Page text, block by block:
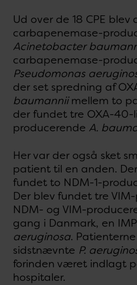
Ud over de 18 CPE
carbapenemase-
Acinetobacter
carbapenemase-
Pseudomonas
der set spredning af
baumanniimellem to
der fundet tre OXA-40-
producerende A.
Her var der også sket
patient til en anden.
fundet to NDM-1-
Der blev fundet tre
NDM- og VIM-
gang i Danmark, en
aeruginosa.
sidstnævnte P.
forinden været indlagt
hospitaler.